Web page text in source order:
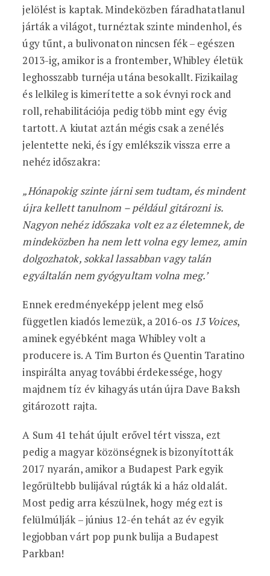
jelölést is kaptak. Mindeközben fáradhatatlanul
járták a világot, turnéztak szinte mindenhol, és
úgy tűnt, a bulivonaton nincsen fék – egészen
2013-ig, amikor is a frontember, Whibley életük
leghosszabb turnéja utána besokallt. Fizikailag
és lelkileg is kimerítette a sok évnyi rock and
roll, rehabilitációja pedig több mint egy évig
tartott. A kiutat aztán mégis csak a zenélés
jelentette neki, és így emlékszik vissza erre a
nehéz időszakra:
„Hónapokig szinte járni sem tudtam, és mindent
újra kellett tanulnom – például gitározni is.
Nagyon nehéz időszaka volt ez az életemnek, de
mindeközben ha nem lett volna egy lemez, amin
dolgozhatok, sokkal lassabban vagy talán
egyáltalán nem gyógyultam volna meg.’
Ennek eredményeképp jelent meg első
független kiadós lemezük, a 2016-os 13 Voices,
aminek egyébként maga Whibley volt a
producere is. A Tim Burton és Quentin Taratino
inspirálta anyag további érdekessége, hogy
majdnem tíz év kihagyás után újra Dave Baksh
gitározott rajta.
A Sum 41 tehát újult erővel tért vissza, ezt
pedig a magyar közönségnek is bizonyították
2017 nyarán, amikor a Budapest Park egyik
legőrültebb bulijával rúgták ki a ház oldalát.
Most pedig arra készülnek, hogy még ezt is
felülmúlják – június 12-én tehát az év egyik
legjobban várt pop punk bulija a Budapest
Parkban!